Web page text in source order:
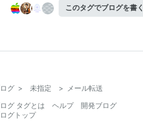
このタグでブログを書く
グ > 未指定 > メール転送
グ タグとは
ヘルプ
開発ブログ
グトップ